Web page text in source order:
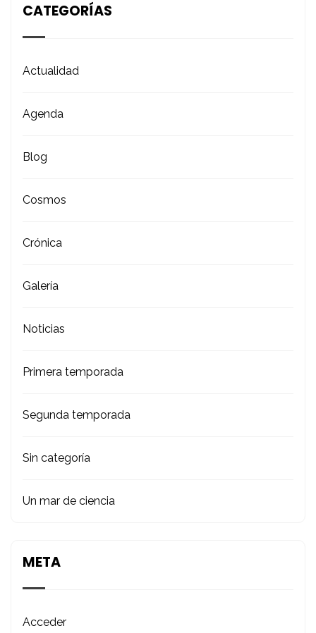
CATEGORÍAS
Actualidad
Agenda
Blog
Cosmos
Crónica
Galería
Noticias
Primera temporada
Segunda temporada
Sin categoría
Un mar de ciencia
META
Acceder